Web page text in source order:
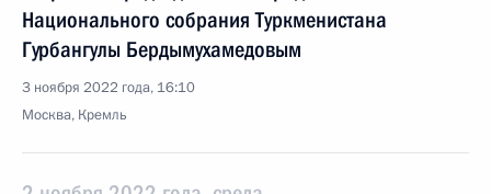
Национального собрания Туркменистана
Гурбангулы Бердымухамедовым
3 ноября 2022 года, 16:10
Москва, Кремль